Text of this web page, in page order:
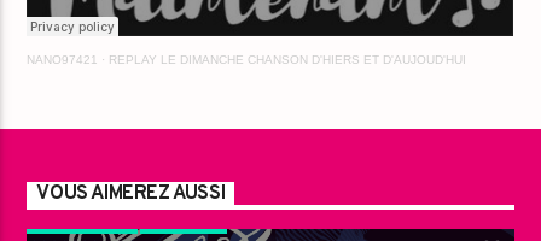
NANO97421 · REPLAY LE DIMANCHE CHANSON D'HIERS ET D'AUJOUD'HUI
VOUS AIMEREZ AUSSI